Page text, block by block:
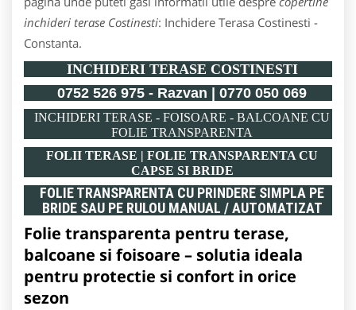
inchideri terase Costinesti: Inchidere Terasa Costinesti -
Constanta.
INCHIDERI TERASE COSTINESTI
0752 526 975 - Razvan | 0770 050 069
INCHIDERI TERASE - FOISOARE - BALCOANE CU
FOLIE TRANSPARENTA
FOLII TERASE | FOLIE TRANSPARENTA CU
CAPSE SI BRIDE
FOLIE TRANSPARENTA CU PRINDERE SIMPLA PE
BRIDE SAU PE RULOU MANUAL / AUTOMATIZAT
Folie transparenta pentru terase,
balcoane si foisoare – solutia ideala
pentru protectie si confort in orice
sezon